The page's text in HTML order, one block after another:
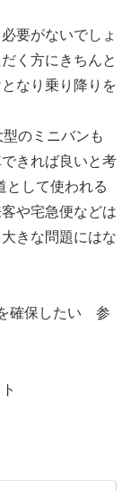
要がないでしょ
く方にきちんと
なり乗り降りを
のミニバンも
きれば良いと考
として使われる
や宅急便などは
きな問題にはな
確保したい 参